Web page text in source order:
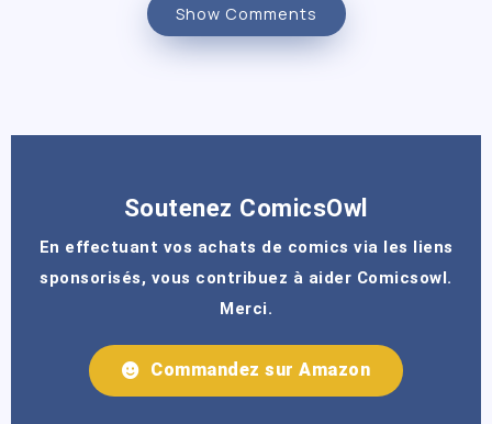
Show Comments
Soutenez ComicsOwl
En effectuant vos achats de comics via les liens
sponsorisés, vous contribuez à aider Comicsowl.
Merci.
Commandez sur Amazon